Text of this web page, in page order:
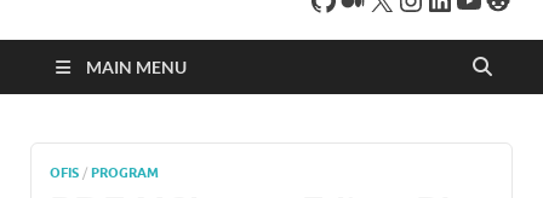
bir indirme sitesidir.
MAIN MENU
OFIS / PROGRAM